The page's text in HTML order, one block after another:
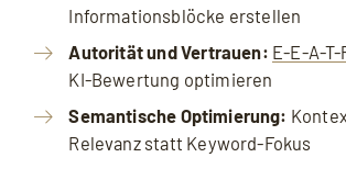
Informationsblöcke erstellen
Autorität und Vertrauen: E-E-A-
KI-Bewertung optimieren
Semantische Optimierung:
Relevanz statt Keyword-Fokus